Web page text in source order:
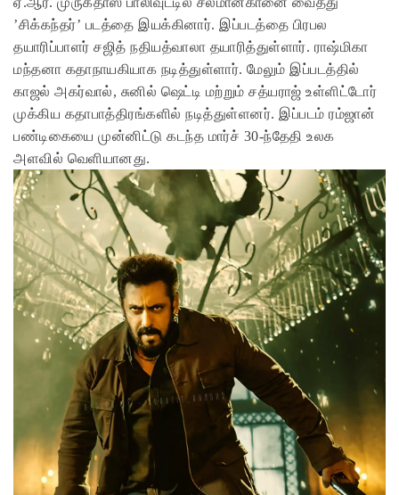
’சிக்கந்தர்’ படத்தை இயக்கினார். இப்படத்தை பிரபல
தயாரிப்பாளர் சஜித் நதியத்வாலா தயாரித்துள்ளார். ராஷ்மிகா
மந்தனா கதாநாயகியாக நடித்துள்ளார். மேலும் இப்படத்தில்
காஜல் அகர்வால், சுனில் ஷெட்டி மற்றும் சத்யராஜ் உள்ளிட்டோர்
முக்கிய கதாபாத்திரங்களில் நடித்துள்ளனர். இப்படம் ரம்ஜான்
பண்டிகையை முன்னிட்டு கடந்த மார்ச் 30-ந்தேதி உலக
அளவில் வெளியானது.